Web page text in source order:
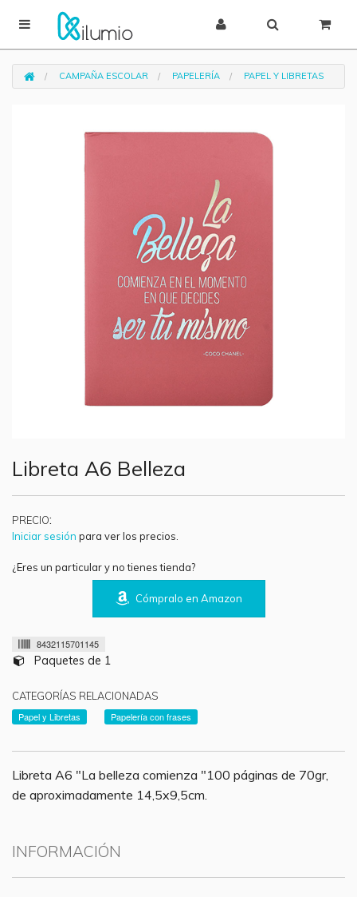
CAMPAÑA ESCOLAR PAPELERÍA PAPEL Y LIBRETAS
Libreta A6 Belleza
PRECIO:
Iniciar sesión para ver los precios.
¿Eres un particular y no tienes tienda?
Cómpralo en Amazon
8432115701145
Paquetes de 1
CATEGORÍAS RELACIONADAS
Papel y Libretas
Papelería con frases
Libreta A6 "La belleza comienza "100 páginas de 70gr,
de aproximadamente 14,5x9,5cm.
INFORMACIÓN